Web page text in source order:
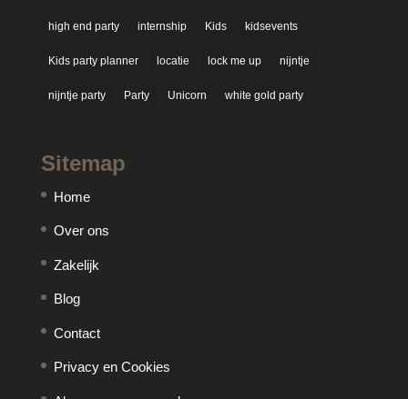
high end party internship Kids kidsevents
Kids party planner locatie lock me up nijntje
nijntje party Party Unicorn white gold party
Sitemap
Home
Over ons
Zakelijk
Blog
Contact
Privacy en Cookies